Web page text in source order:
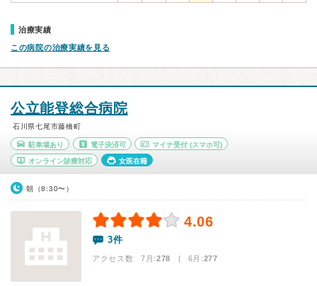
治療実績
この病院の治療実績を見る
公立能登総合病院
石川県七尾市藤橋町
駐車場あり 電子決済可 マイナ受付 (スマホ可)
オンライン診療対応 女医在籍
朝（8:30〜）
4.06
3件
アクセス数 7月:278 | 6月:277